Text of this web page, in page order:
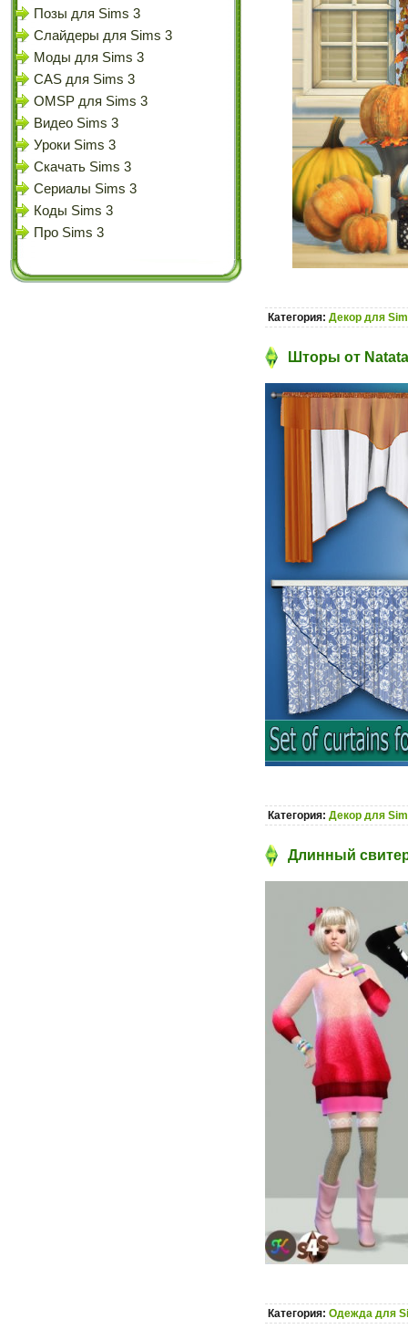
Позы для Sims 3
Слайдеры для Sims 3
Моды для Sims 3
CAS для Sims 3
OMSP для Sims 3
Видео Sims 3
Уроки Sims 3
Скачать Sims 3
Сериалы Sims 3
Коды Sims 3
Про Sims 3
Категория: Декор для
Шторы от
Категория: Декор для
Длинный
Категория: Одежда для